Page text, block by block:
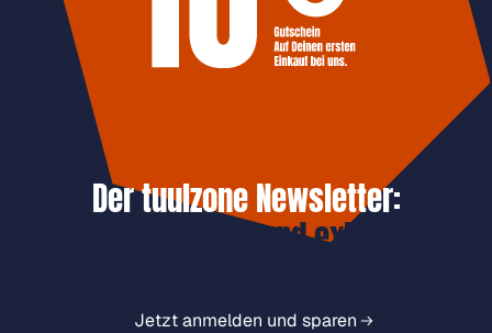
Der tuulzone Newsletter:
Jetzt anmelden und exklusive
Jetzt anmelden und sparen